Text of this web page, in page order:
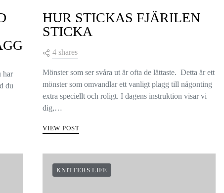
har
du
HUR STICKAS FJÄRILEN
STICKA
4 shares
Mönster som ser svåra ut är ofta de lättaste. Detta är ett
mönster som omvandlar ett vanligt plagg till någonting
extra speciellt och roligt. I dagens instruktion visar vi
dig,…
VIEW POST
KNITTERS LIFE